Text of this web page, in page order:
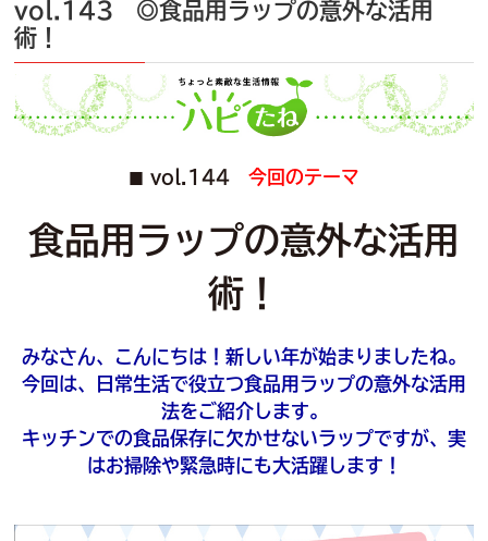
vol.143 ◎食品用ラップの意外な活用
術！
vol.144 今回のテーマ
食品用ラップの意外な活用
術！
みなさん、こんにちは！新しい年が始まりましたね。
今回は、日常生活で役立つ食品用ラップの意外な活用
法をご紹介します。
キッチンでの食品保存に欠かせないラップですが、実
はお掃除や緊急時にも大活躍します！